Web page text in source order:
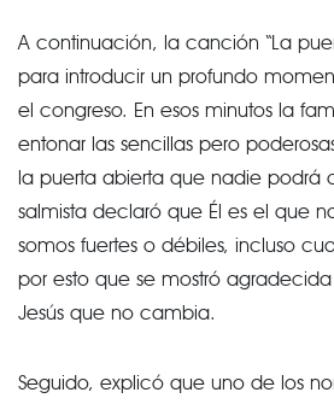
A continuación, la canción “La
para introducir un profundo
el congreso. En esos minutos la
entonar las sencillas pero
la puerta abierta que nadie podrá
salmista declaró que Él es el que
somos fuertes o débiles, incluso
por esto que se mostró
Jesús que no cambia.
Seguido, explicó que uno de los